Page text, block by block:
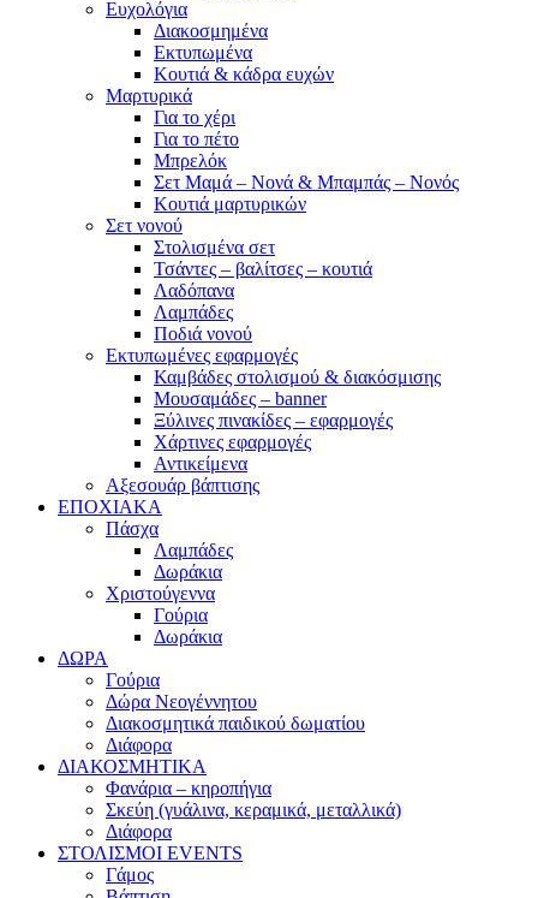
Ευχολόγια
Διακοσμημένα
Εκτυπωμένα
Κουτιά & κάδρα ευχών
Μαρτυρικά
Για το χέρι
Για το πέτο
Μπρελόκ
Σετ Μαμά – Νονά & Μπαμπάς – Νονός
Κουτιά μαρτυρικών
Σετ νονού
Στολισμένα σετ
Τσάντες – βαλίτσες – κουτιά
Λαδόπανα
Λαμπάδες
Ποδιά νονού
Εκτυπωμένες εφαρμογές
Καμβάδες στολισμού & διακόσμισης
Μουσαμάδες – banner
Ξύλινες πινακίδες – εφαρμογές
Χάρτινες εφαρμογές
Αντικείμενα
Αξεσουάρ βάπτισης
ΕΠΟΧΙΑΚΑ
Πάσχα
Λαμπάδες
Δωράκια
Χριστούγεννα
Γούρια
Δωράκια
ΔΩΡΑ
Γούρια
Δώρα Νεογέννητου
Διακοσμητικά παιδικού δωματίου
Διάφορα
ΔΙΑΚΟΣΜΗΤΙΚΑ
Φανάρια – κηροπήγια
Σκεύη (γυάλινα, κεραμικά, μεταλλικά)
Διάφορα
ΣΤΟΛΙΣΜΟΙ EVENTS
Γάμος